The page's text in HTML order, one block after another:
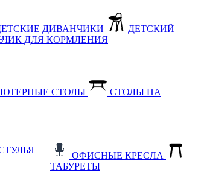
ДИВАНЧИКИ
ДЕТСКИЙ
ДЛЯ КОРМЛЕНИЯ
СТОЛЫ
СТОЛЫ НА
ОФИСНЫЕ КРЕСЛА
ТАБУРЕТЫ